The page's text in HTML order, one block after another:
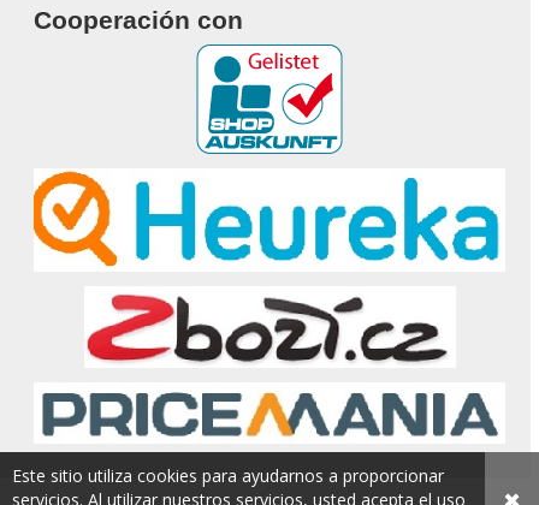
Cooperación con
Este sitio utiliza cookies para ayudarnos a proporcionar
servicios. Al utilizar nuestros servicios, usted acepta el uso